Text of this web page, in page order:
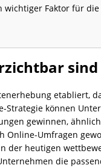
Faktor für
sind
etabliert,
Strategie können
gewinnen,
Umfragen
der heutigen
die